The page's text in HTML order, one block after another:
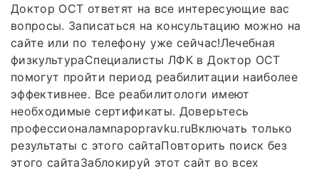
Доктор ОСТ ответят на все интересующие вас
вопросы. Записаться на консультацию можно на
сайте или по телефону уже сейчас!Лечебная
физкультураСпециалисты ЛФК в Доктор ОСТ
помогут пройти период реабилитации наиболее
эффективнее. Все реабилитологи имеют
необходимые сертификаты. Доверьтесь
профессионаламnapopravku.ruВключать только
результаты с этого сайтаПовторить поиск без
этого сайтаЗаблокируй этот сайт во всех